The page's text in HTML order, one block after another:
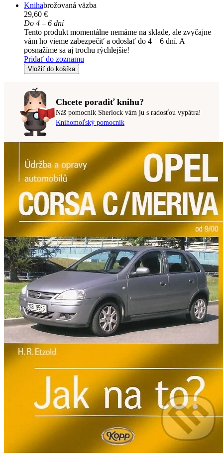
Knihabrožovaná väzba
29,60 €
Do 4 – 6 dní
Tento produkt momentálne nemáme na sklade, ale zvyčajne
vám ho vieme zabezpečiť a odoslať do 4 – 6 dní. A
posnažíme sa aj trochu rýchlejšie!
Pridať do zoznamu
Vložiť do košíka
Chcete poradiť knihu?
Náš pomocník Sherlock vám ju s radosťou vypátra!
Knihomoľský pomocník